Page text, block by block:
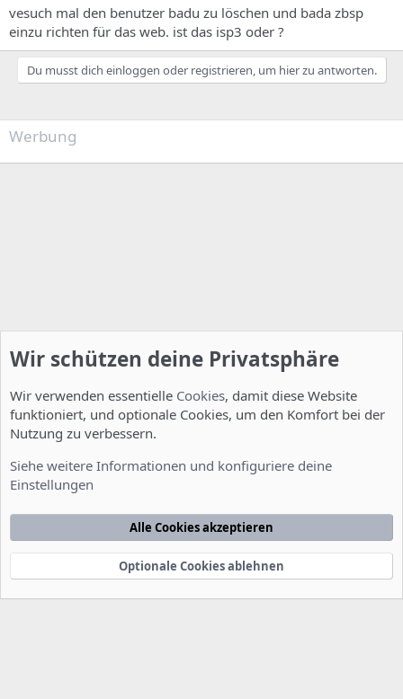
vesuch mal den benutzer badu zu löschen und bada zbsp
einzu richten für das web. ist das isp3 oder ?
Du musst dich einloggen oder registrieren, um hier zu antworten.
Werbung
Nutzungsbedingungen Datenschutzerklärung
Startseite
e
Community platform by XenForo® © 2010-2022 XenForo Ltd.
xenDach©2010-2014
Wir schützen deine Privatsphäre
Wir verwenden essentielle Cookies, damit diese Website
funktioniert, und optionale Cookies, um den Komfort bei der
Nutzung zu verbessern.
Siehe weitere Informationen und konfiguriere deine
Einstellungen
Alle Cookies akzeptieren
Optionale Cookies ablehnen